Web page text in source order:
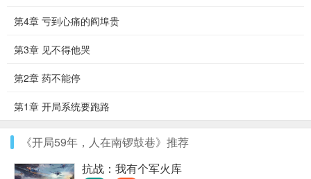
第4章 亏到心痛的阎埠贵
第3章 见不得他哭
第2章 药不能停
第1章 开局系统要跑路
《开局59年，人在南锣鼓巷》推荐
抗战：我有个军火库